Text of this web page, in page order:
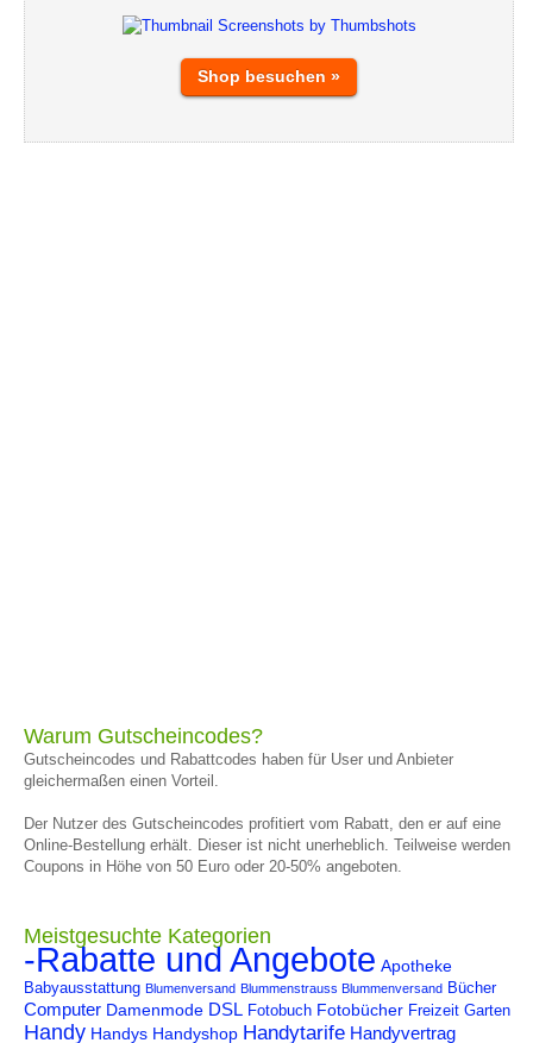
Shop besuchen »
Warum Gutscheincodes?
Gutscheincodes und Rabattcodes haben für User und Anbieter
gleichermaßen einen Vorteil.
Der Nutzer des Gutscheincodes profitiert vom Rabatt, den er auf eine
Online-Bestellung erhält. Dieser ist nicht unerheblich. Teilweise werden
Coupons in Höhe von 50 Euro oder 20-50% angeboten.
Meistgesuchte Kategorien
-Rabatte und Angebote Apotheke
Babyausstattung Blumenversand Blummenstrauss Blummenversand Bücher
Computer Damenmode DSL Fotobuch Fotobücher Freizeit Garten
Handy Handys Handyshop Handytarife Handyvertrag